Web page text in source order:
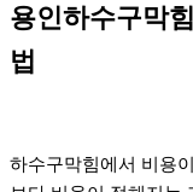
용인하수구막
법
하수구막힘에서 비용